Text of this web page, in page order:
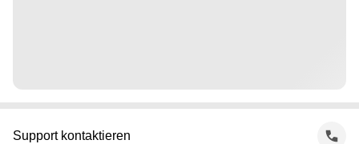
Support kontaktieren